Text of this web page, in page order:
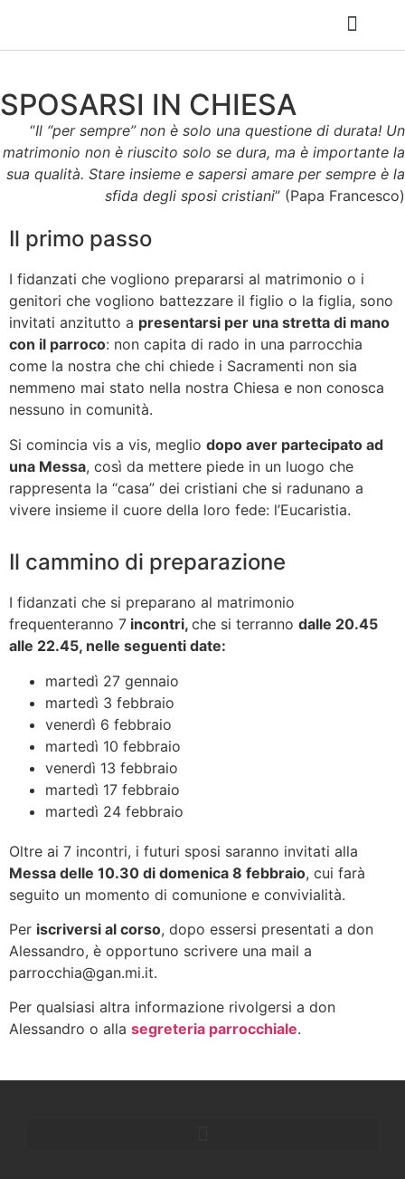
SPOSARSI IN CHIESA
“Il “per sempre” non è solo una questione di durata! Un
matrimonio non è riuscito solo se dura, ma è importante la
sua qualità. Stare insieme e sapersi amare per sempre è la
sfida degli sposi cristiani” (Papa Francesco)
Il primo passo
I fidanzati che vogliono prepararsi al matrimonio o i
genitori che vogliono battezzare il figlio o la figlia, sono
invitati anzitutto a presentarsi per una stretta di mano
con il parroco: non capita di rado in una parrocchia
come la nostra che chi chiede i Sacramenti non sia
nemmeno mai stato nella nostra Chiesa e non conosca
nessuno in comunità.
Si comincia vis a vis, meglio dopo aver partecipato ad
una Messa, così da mettere piede in un luogo che
rappresenta la “casa” dei cristiani che si radunano a
vivere insieme il cuore della loro fede: l’Eucaristia.
Il cammino di preparazione
I fidanzati che si preparano al matrimonio
frequenteranno 7 incontri, che si terranno dalle 20.45
alle 22.45, nelle seguenti date:
martedì 27 gennaio
martedì 3 febbraio
venerdì 6 febbraio
martedì 10 febbraio
venerdì 13 febbraio
martedì 17 febbraio
martedì 24 febbraio
Oltre ai 7 incontri, i futuri sposi saranno invitati alla
Messa delle 10.30 di domenica 8 febbraio, cui farà
seguito un momento di comunione e convivialità.
Per iscriversi al corso, dopo essersi presentati a don
Alessandro, è opportuno scrivere una mail a
parrocchia@gan.mi.it.
Per qualsiasi altra informazione rivolgersi a don
Alessandro o alla segreteria parrocchiale.